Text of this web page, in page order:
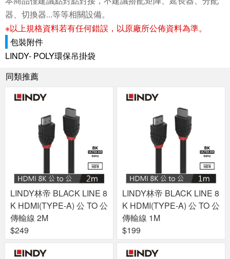
器、切換器...等等相關設備。
※以上規格資料若有任何錯誤，以原廠所公佈資料為準。
包裝附件
LINDY- POLY環保吊掛袋
同類推薦
LINDY林帝 BLACK LINE 8
K HDMI(TYPE-A) 公 TO 公
傳輸線 2M
$249
LINDY林帝 BLACK LINE 8
K HDMI(TYPE-A) 公 TO 公
傳輸線 1M
$199